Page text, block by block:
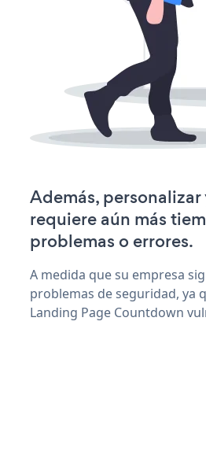
Además,
requiere aún más
problemas o errores.
A medida que su empresa
problemas de seguridad, ya
Landing Page Countdown